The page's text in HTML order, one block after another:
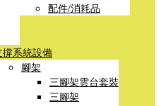
配件/消耗品
撐系統設備
腳架
三腳架雲台套裝
三腳架